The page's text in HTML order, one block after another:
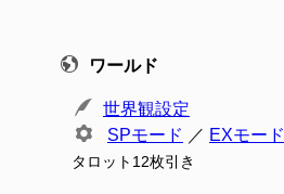
ワールド
世界観設定
SPモード ／ EXモード
タロット12枚引き